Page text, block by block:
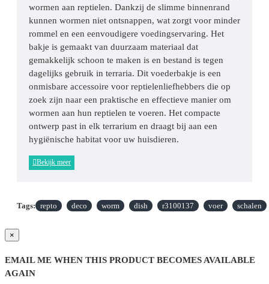
wormen aan reptielen. Dankzij de slimme binnenrand
kunnen wormen niet ontsnappen, wat zorgt voor minder
rommel en een eenvoudigere voedingservaring. Het
bakje is gemaakt van duurzaam materiaal dat
gemakkelijk schoon te maken is en bestand is tegen
dagelijks gebruik in terraria. Dit voederbakje is een
onmisbare accessoire voor reptielenliefhebbers die op
zoek zijn naar een praktische en effectieve manier om
wormen aan hun reptielen te voeren. Het compacte
ontwerp past in elk terrarium en draagt bij aan een
hygiënische habitat voor uw huisdieren.
Tags: repto deco worm dish r3100137 voer schalen
×
EMAIL ME WHEN THIS PRODUCT BECOMES AVAILABLE
AGAIN